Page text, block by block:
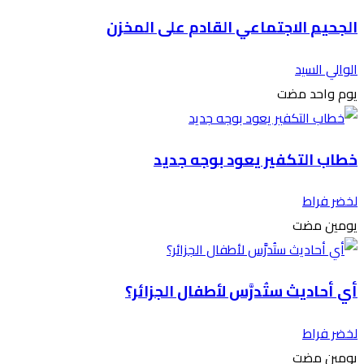
الجحيم الاجتماعي القادم على المخزن
الوالي السيد
‫‫‫‏‫يوم واحد مضت‬
خطاب التكفير يعود بوجه جديد
لخضر فراط
‫‫‫‏‫يومين مضت‬
أي أحاديث ستُدرَّس لأطفال الجزائر؟
لخضر فراط
‫‫‫‏‫يومين مضت‬